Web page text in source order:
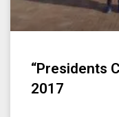
“Presidents
2017